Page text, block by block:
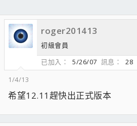
roger201413
初級會員
已加入
5/26/07 訊息 28
1/4/13
希望12.11趕快出正式版本